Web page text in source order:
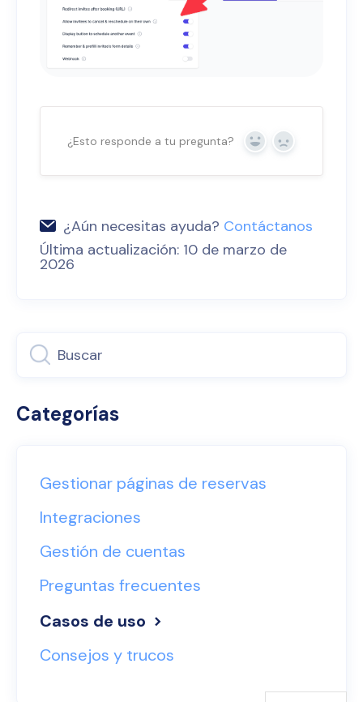
¿Esto responde a tu pregunta? Sí No
¿Aún necesitas ayuda? Contáctanos
Última actualización: 10 de marzo de
2026
Categorías
Gestionar páginas de reservas
Integraciones
Gestión de cuentas
Preguntas frecuentes
Casos de uso
Consejos y trucos